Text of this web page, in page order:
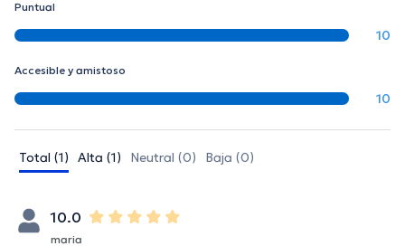
Puntual
10
Accesible y amistoso
10
Total (1) Alta (1) Neutral (0) Baja (0)
10.0
maria